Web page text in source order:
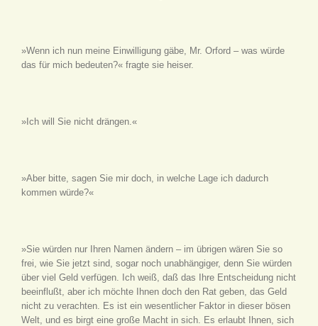
»Wenn ich nun meine Einwilligung gäbe, Mr. Orford – was würde
das für mich bedeuten?« fragte sie heiser.
»Ich will Sie nicht drängen.«
»Aber bitte, sagen Sie mir doch, in welche Lage ich dadurch
kommen würde?«
»Sie würden nur Ihren Namen ändern – im übrigen wären Sie so
frei, wie Sie jetzt sind, sogar noch unabhängiger, denn Sie würden
über viel Geld verfügen. Ich weiß, daß das Ihre Entscheidung nicht
beeinflußt, aber ich möchte Ihnen doch den Rat geben, das Geld
nicht zu verachten. Es ist ein wesentlicher Faktor in dieser bösen
Welt, und es birgt eine große Macht in sich. Es erlaubt Ihnen, sich